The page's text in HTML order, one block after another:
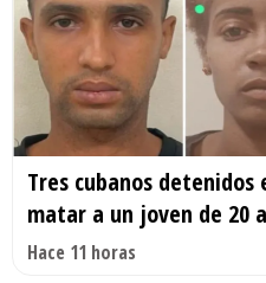
Tres cubanos detenidos
matar a un joven de 20
Hace 11 horas